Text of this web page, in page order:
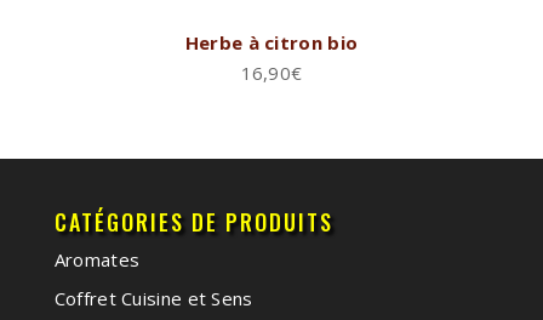
Herbe à citron bio
16,90€
CATÉGORIES DE PRODUITS
Aromates
Coffret Cuisine et Sens